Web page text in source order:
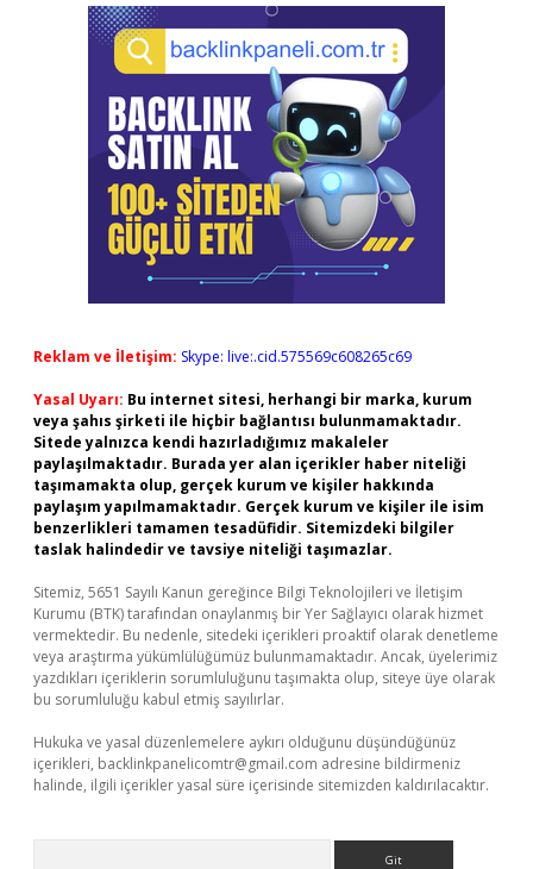
Reklam ve İletişim: Skype: live:.cid.575569c608265c69
Yasal Uyarı: Bu internet sitesi, herhangi bir marka, kurum
veya şahıs şirketi ile hiçbir bağlantısı bulunmamaktadır.
Sitede yalnızca kendi hazırladığımız makaleler
paylaşılmaktadır. Burada yer alan içerikler haber niteliği
taşımamakta olup, gerçek kurum ve kişiler hakkında
paylaşım yapılmamaktadır. Gerçek kurum ve kişiler ile isim
benzerlikleri tamamen tesadüfidir. Sitemizdeki bilgiler
taslak halindedir ve tavsiye niteliği taşımazlar.
Sitemiz, 5651 Sayılı Kanun gereğince Bilgi Teknolojileri ve İletişim
Kurumu (BTK) tarafından onaylanmış bir Yer Sağlayıcı olarak hizmet
vermektedir. Bu nedenle, sitedeki içerikleri proaktif olarak denetleme
veya araştırma yükümlülüğümüz bulunmamaktadır. Ancak, üyelerimiz
yazdıkları içeriklerin sorumluluğunu taşımakta olup, siteye üye olarak
bu sorumluluğu kabul etmiş sayılırlar.
Hukuka ve yasal düzenlemelere aykırı olduğunu düşündüğünüz
içerikleri, backlinkpanelicomtr@gmail.com adresine bildirmeniz
halinde, ilgili içerikler yasal süre içerisinde sitemizden kaldırılacaktır.